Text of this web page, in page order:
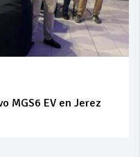
MGS6 EV en Jerez